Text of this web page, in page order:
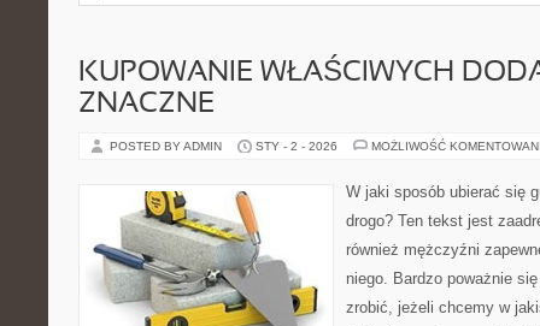
KUPOWANIE WŁAŚCIWYCH
ZNACZNE
POSTED BY ADMIN STY - 2 - 2026 MOŻLIWOŚĆ
W jaki sposób ubierać się
drogo? Ten tekst jest
również mężczyźni
niego. Bardzo poważnie
zrobić, jeżeli chcemy w